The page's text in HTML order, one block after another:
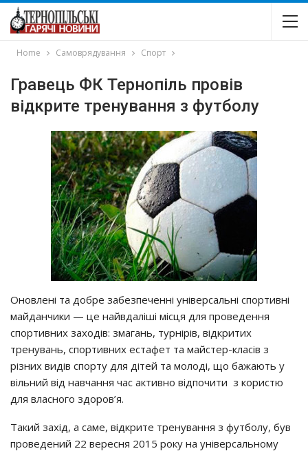
Home Самоврядування Спорт
Гравець ФК Тернопіль провів
відкрите тренування з футболу
Оновлені та добре забезпеченні універсальні спортивні
майданчики — це найвдаліші місця для проведення
спортивних заходів: змагань, турнірів, відкритих
тренувань, спортивних естафет та майстер-класів з
різних видів спорту для дітей та молоді, що бажають у
вільний від навчання час активно відпочити з користю
для власного здоров’я.
Такий захід, а саме, відкрите тренування з футболу, був
проведений 22 вересня 2015 року на універсальному